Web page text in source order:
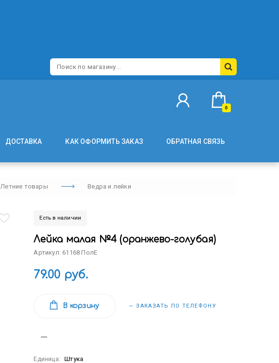
0
ДОСТАВКА КАК ОФОРМИТЬ ЗАКАЗ ОБРАТНАЯ СВЯЗЬ
Летние товары Ведра и лейки
Есть в наличии
Лейка малая №4 (оранжево-голубая)
Артикул: 61168 ПолЕ
79.00 руб.
В корзину — ЗАКАЗАТЬ ПО ТЕЛЕФОНУ
Единица:
Штука